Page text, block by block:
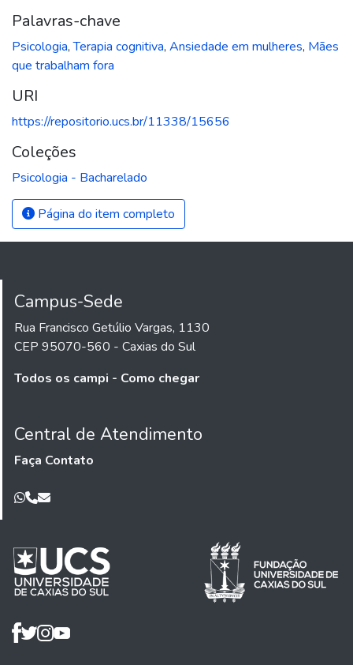
Palavras-chave
Psicologia,Terapia cognitiva, Ansiedade em mulheres, Mães
que trabalham fora
URI
https://repositorio.ucs.br/11338/15656
Coleções
Psicologia - Bacharelado
Página do item completo
Campus-Sede
Rua Francisco Getúlio Vargas, 1130
CEP 95070-560 - Caxias do Sul
Todos os campi - Como chegar
Central de Atendimento
Faça Contato